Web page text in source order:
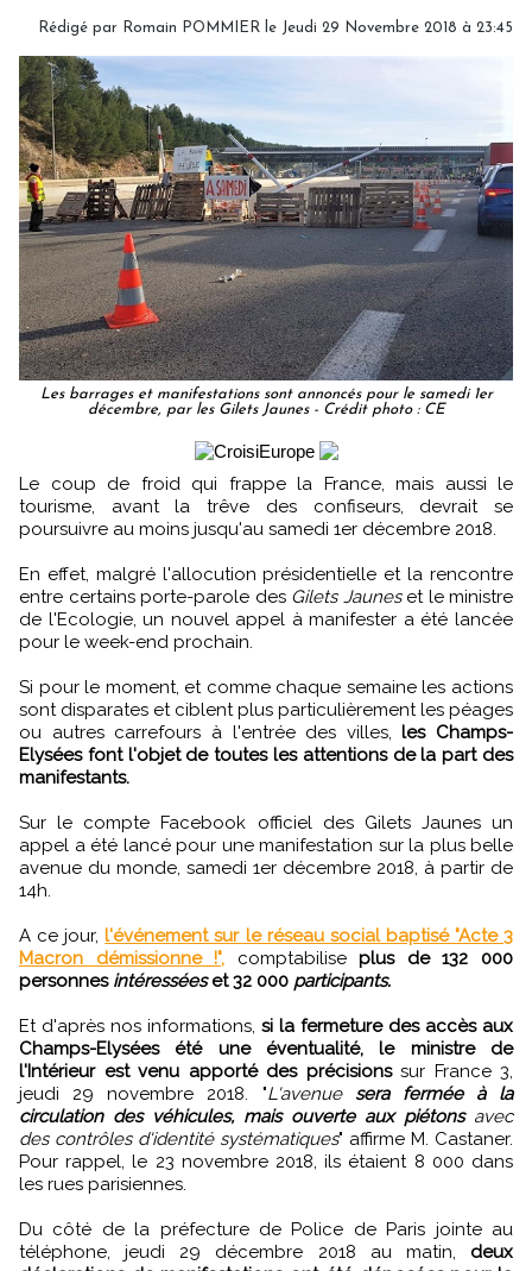
Rédigé par Romain POMMIER le Jeudi 29 Novembre 2018 à 23:45
Les barrages et manifestations sont annoncés pour le samedi 1er
décembre, par les Gilets Jaunes - Crédit photo : CE
Le coup de froid qui frappe la France, mais aussi le
tourisme, avant la trêve des confiseurs, devrait se
poursuivre au moins jusqu'au samedi 1er décembre 2018.
En effet, malgré l'allocution présidentielle et la rencontre
entre certains porte-parole des Gilets Jauneset le ministre
de l'Ecologie, un nouvel appel à manifester a été lancée
pour le week-end prochain.
Si pour le moment, et comme chaque semaine les actions
sont disparates et ciblent plus particulièrement les péages
ou autres carrefours à l'entrée des villes,les Champs-
Elysées font l'objet de toutes les attentions de la part des
manifestants.
Sur le compte Facebook officiel des Gilets Jaunes un
appel a été lancé pour une manifestation sur la plus belle
avenue du monde, samedi 1er décembre 2018, à partir de
14h.
A ce jour,l'événement sur le réseau social baptisé "Acte 3
Macron démissionne !", comptabiliseplus de 132 000
personnes intéressées et 32 000 participants.
Et d'après nos informations, si la fermeture des accès aux
Champs-Elysées été une éventualité, le ministre de
l'Intérieur est venu apporté des précisionssur France 3,
jeudi 29 novembre 2018. "L'avenue sera fermée à la
circulation des véhicules, mais ouverte aux piétonsavec
des contrôles d'identité systématiques" affirme M. Castaner.
Pour rappel, le 23 novembre 2018, ils étaient 8 000 dans
les rues parisiennes.
Du côté de la préfecture de Police de Paris jointe au
téléphone, jeudi 29 décembre 2018 au matin, deux